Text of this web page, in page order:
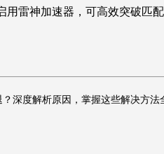
用雷神加速器，可高效突破匹